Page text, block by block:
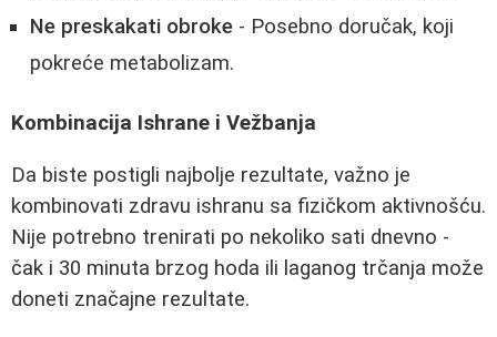
Ne preskakati obroke - Posebno doručak, koji
pokreće metabolizam.
Kombinacija Ishrane i Vežbanja
Da biste postigli najbolje rezultate, važno je
kombinovati zdravu ishranu sa fizičkom aktivnošću.
Nije potrebno trenirati po nekoliko sati dnevno -
čak i 30 minuta brzog hoda ili laganog trčanja može
doneti značajne rezultate.